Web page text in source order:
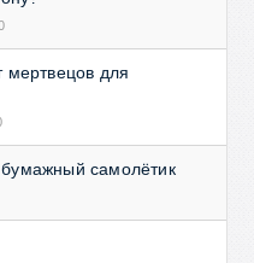
мертвецов для
самолётик